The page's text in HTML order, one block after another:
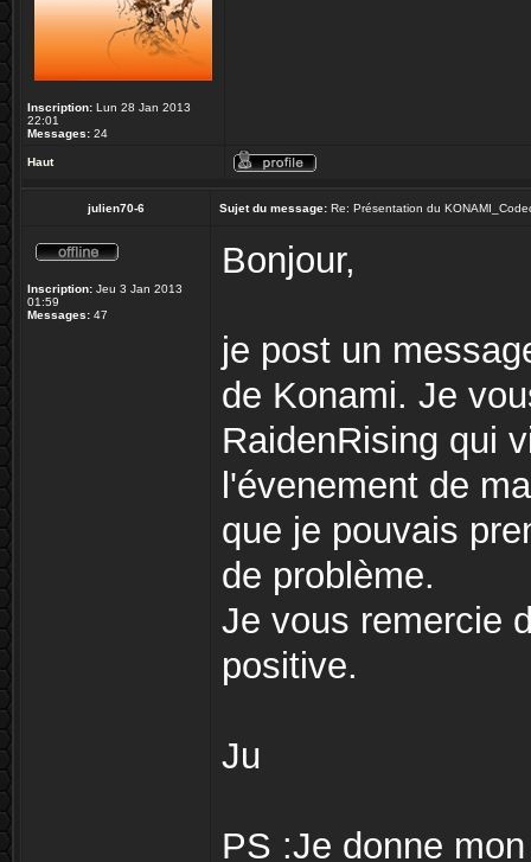
Inscription: Lun 28 Jan 2013
22:01
Messages: 24
Haut
julien70-6 Sujet du message: Re: Présentation du
Inscription: Jeu 3 Jan 2013
01:59
Messages: 47
Bonjour,
je post un
de Konami. Je
RaidenRising qui
l'évenement de
que je pouvais
de problème.
Je vous remercie
positive.
Ju
PS :Je donne